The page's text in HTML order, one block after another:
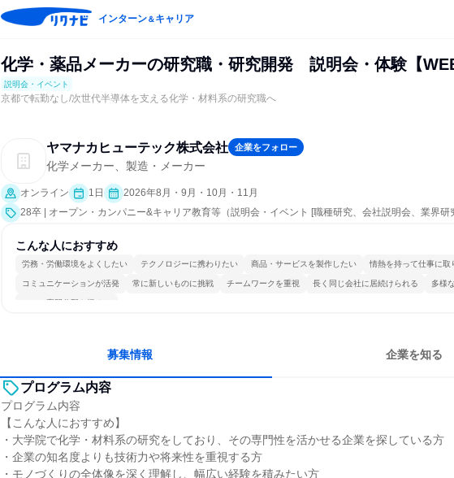
インターン＆キャリア
化学・薬品メーカーの研究職・研究開発 説明会・体験【
説明会・イベント
京都で転勤なし/次世代半導体を支える化学・材料系の研究職へ
ヤマナカヒューテック株式会社 企業をフォロー
化学メーカー、製造・メーカー
オンライン 1日
2026年8月・9月・10月・11月
28卒 | オープン・カンパニー&キャリア教育等（説明会・イベント [職種研究、会社説明会、業界研
こんな人におすすめ
労務・労働環境をよくしたい テクノロジーに携わりたい 商品・サービスを製作したい 情熱を持って仕事に取
コミュニケーションが活発 常に新しいものに挑戦 チームワークを重視 長く同じ会社に居続けられる 多様
一つの専門分野を極める
募集情報 企業を知る
プログラム内容
プログラム内容
【こんな人におすすめ】
・大学院で化学・材料系の研究をしており、その専門性を活かせる企業を探している方
・企業の知名度よりも技術力や将来性を重視する方
・モノづくりの全体像を深く理解し、幅広い経験を積みたい方